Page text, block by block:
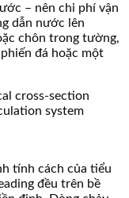
– nên chi phí vận
dẫn nước lên
chôn trong tường,
đá hoặc một
tính cách của tiểu
đều trên bề